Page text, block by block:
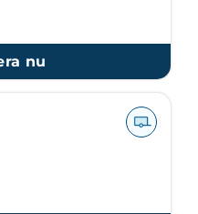
nu